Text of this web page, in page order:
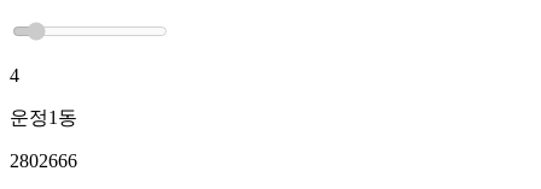
4
운정1동
2802666